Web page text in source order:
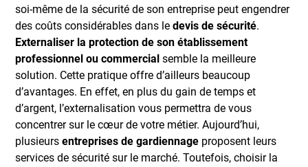
soi-même de la sécurité de son entreprise peut engendrer
des coûts considérables dans ledevis de sécurité.
Externaliser la protection de son établissement
professionnel ou commercial semble la meilleure
solution. Cette pratique offre d’ailleurs beaucoup
d’avantages. En effet, en plus du gain de temps et
d’argent, l’externalisation vous permettra de vous
concentrer sur le cœur de votre métier. Aujourd’hui,
plusieursentreprises de gardiennage proposent leurs
services de sécurité sur le marché. Toutefois, choisir la